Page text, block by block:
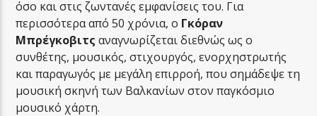
LA FAMIGLIA ΝΗΣΙΩΤΙΚΑ
όσο και στις ζωντανές εμφανίσεις του. Για
περισσότερα από 50 χρόνια, ο Γκόραν
Μπρέγκοβιτς αναγνωρίζεται διεθνώς ως ο
συνθέτης, μουσικός, στιχουργός, ενορχηστρωτής
και παραγωγός με μεγάλη επιρροή, που σημάδεψε τη
μουσική σκηνή των Βαλκανίων στον παγκόσμιο
μουσικό χάρτη.